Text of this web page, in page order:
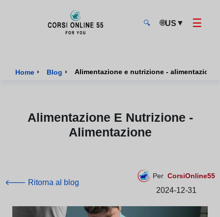
🔍 🌐US ▼ ☰
Home › Blog › Alimentazione e nutrizione - alimentazione
Alimentazione E Nutrizione -
Alimentazione
🡐 Ritorna al blog
Per CorsiOnline55
2024-12-31